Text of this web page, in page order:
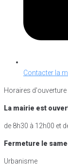
Contacter la
Horaires d'ouverture
La mairie est
de 8h30 à 12h00 et
Fermeture le
Urbanisme